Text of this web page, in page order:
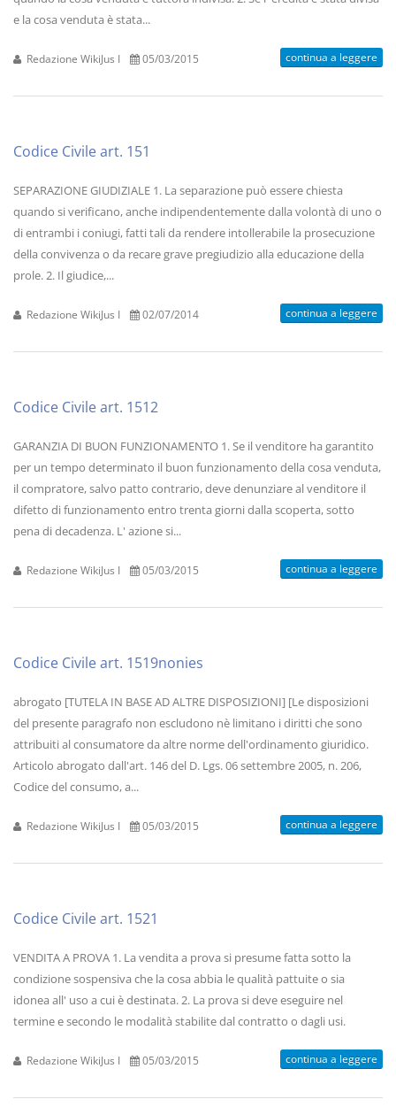
e la cosa venduta è stata...
Redazione WikiJus I 05/03/2015 continua a leggere
Codice Civile art. 151
SEPARAZIONE GIUDIZIALE 1. La separazione può essere chiesta
quando si verificano, anche indipendentemente dalla volontà di uno o
di entrambi i coniugi, fatti tali da rendere intollerabile la prosecuzione
della convivenza o da recare grave pregiudizio alla educazione della
prole. 2. Il giudice,...
Redazione WikiJus I 02/07/2014 continua a leggere
Codice Civile art. 1512
GARANZIA DI BUON FUNZIONAMENTO 1. Se il venditore ha garantito
per un tempo determinato il buon funzionamento della cosa venduta,
il compratore, salvo patto contrario, deve denunziare al venditore il
difetto di funzionamento entro trenta giorni dalla scoperta, sotto
pena di decadenza. L' azione si...
Redazione WikiJus I 05/03/2015 continua a leggere
Codice Civile art. 1519nonies
abrogato [TUTELA IN BASE AD ALTRE DISPOSIZIONI] [Le disposizioni
del presente paragrafo non escludono nè limitano i diritti che sono
attribuiti al consumatore da altre norme dell'ordinamento giuridico.
Articolo abrogato dall'art. 146 del D. Lgs. 06 settembre 2005, n. 206,
Codice del consumo, a...
Redazione WikiJus I 05/03/2015 continua a leggere
Codice Civile art. 1521
VENDITA A PROVA 1. La vendita a prova si presume fatta sotto la
condizione sospensiva che la cosa abbia le qualità pattuite o sia
idonea all' uso a cui è destinata. 2. La prova si deve eseguire nel
termine e secondo le modalità stabilite dal contratto o dagli usi.
Redazione WikiJus I 05/03/2015 continua a leggere